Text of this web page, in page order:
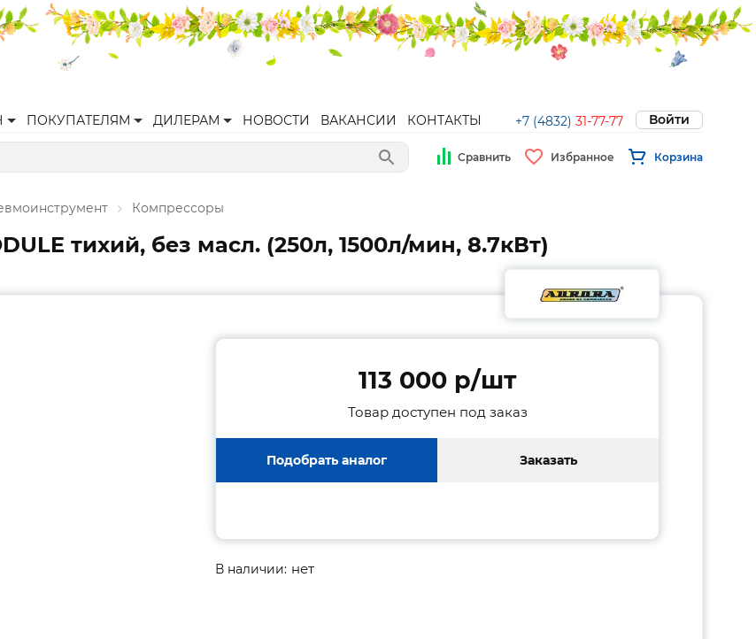
ПОКУПАТЕЛЯМ ДИЛЕРАМ НОВОСТИ ВАКАНСИИ КОНТАКТЫ +7 (4832) 31-77-77 Войти
Сравнить Избранное Корзина
Компрессоры
тихий, без масл. (250л, 1500л/мин, 8.7кВт)
113 000 p/шт
Товар доступен под заказ
Подобрать аналог Заказать
В наличии: нет